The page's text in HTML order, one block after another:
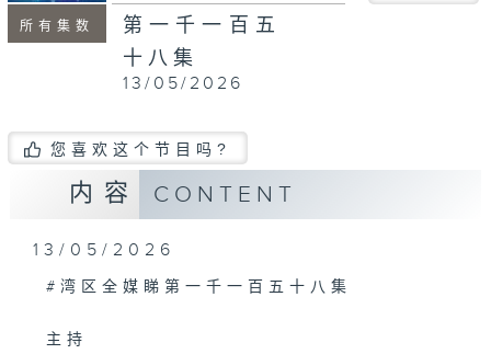
所有集数
第一千一百五
十八集
13/05/2026
您喜欢这个节目吗?
内容 CONTENT
13/05/2026
#湾区全媒睇第一千一百五十八集
主持